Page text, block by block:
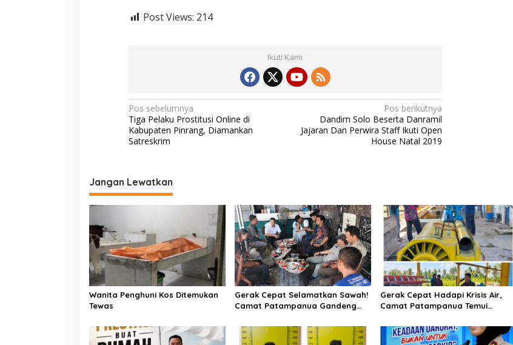
i
Post Views: 214
Ikuti Kami
N
a
v
g
a
i
p
o
s
Pos sebelumnya
Tiga Pelaku Prostitusi Online di
Kabupaten Pinrang, Diamankan
Satreskrim
Pos berikutnya
Dandim Solo Beserta Danramil
Jajaran Dan Perwira Staff Ikuti Open
House Natal 2019
Jangan Lewatkan
Wanita Penghuni Kos Ditemukan
Tewas
Gerak Cepat Selamatkan Sawah!
Camat Patampanua Gandeng
Air Irigasi Watang Sawitto
Menulis
Gerak Cepat Hadapi Krisis Air,
Camat Patampanua Temui
Selamatkan Ribuan Hektare
Sawah Warga